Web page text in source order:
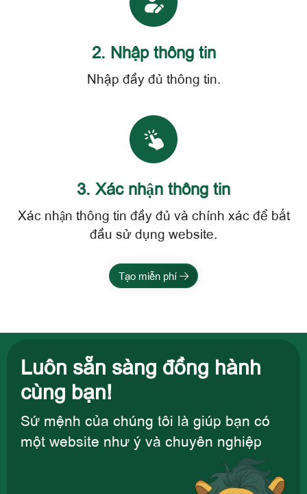
2. Nhập thông tin
Nhập đầy đủ thông tin.
3. Xác nhận thông tin
Xác nhận thông tin đầy đủ và chính xác để bắt
đầu sử dụng website.
Tạo miễn phí
Luôn sẵn sàng đồng hành
cùng bạn!
Sứ mệnh của chúng tôi là giúp bạn có
một website như ý và chuyên nghiệp